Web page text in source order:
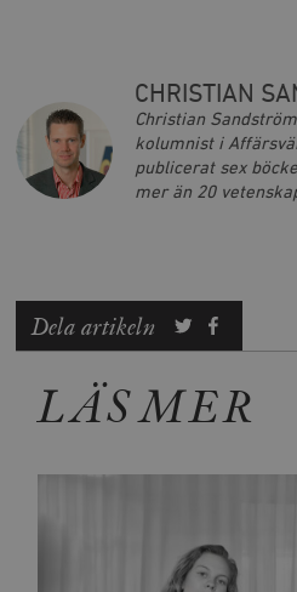
CHRISTIAN
Christian
kolumnist i
publicerat sex
mer än 20
Dela artikeln
LÄS MER
Namn
VISITOR_INFO1_LIVE